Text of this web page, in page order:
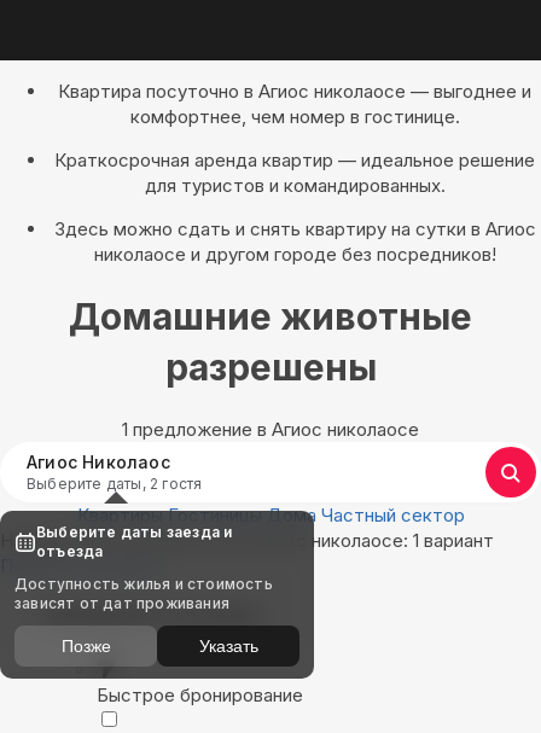
Квартира посуточно в Агиос николаосе — выгоднее и
комфортнее, чем номер в гостинице.
Краткосрочная аренда квартир — идеальное решение
для туристов и командированных.
Здесь можно сдать и снять квартиру на сутки в Агиос
николаосе и другом городе без посредников!
Домашние животные
разрешены
1 предложение в Агиос николаосе
Агиос Николаос
Выберите даты, 2 гостя
Квартиры Гостиницы Дома Частный сектор
Найдём, где остановиться в Агиос николаосе: 1 вариант
Показать на карте
Выбирайте лучшее
Быстрое бронирование
Выберите даты заезда и
отъезда
Доступность жилья и стоимость
зависят от дат проживания
Позже Указать